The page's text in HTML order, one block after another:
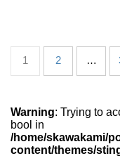
1 2 …
Warning: Trying to
bool in
/home/skawakami/
content/themes/